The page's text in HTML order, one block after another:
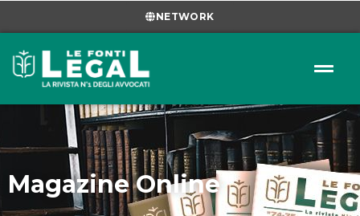
NETWORK
Magazine Online